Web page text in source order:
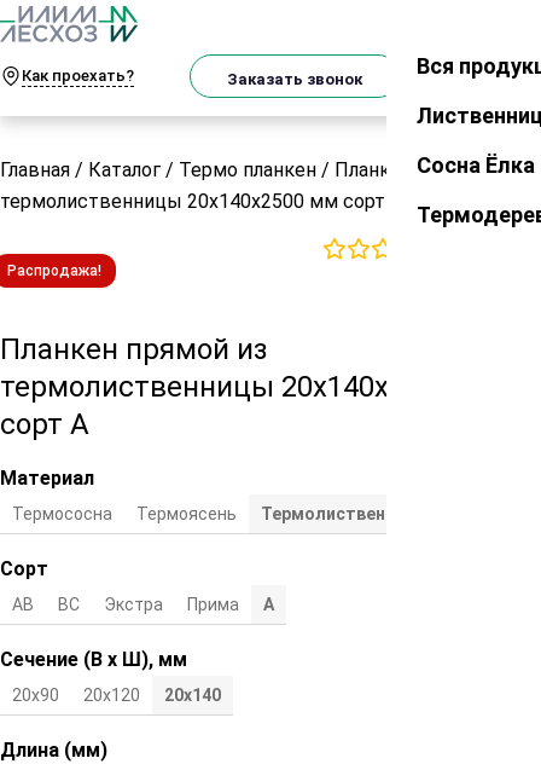
Как проехать? Заказать звонок Закрыть
Вся
Сосна Ёлка
Главная / Каталог / Термо планкен / Планкен прямой из
термолиственницы 20х140х2500 мм сорт А
Распродажа!
Планкен прямой из
термолиственницы 20х140х2500 мм
сорт А
Материал
Термососна Термоясень Термолиственница
Сорт
АВ ВС Экстра Прима А
Сечение (В х Ш), мм
20х90 20х120 20х140
Длина (мм)